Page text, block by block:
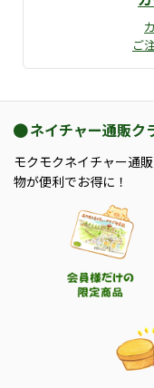
ご
ネイチャー通販ク
モクモクネイチャー通
物が便利でお得に！